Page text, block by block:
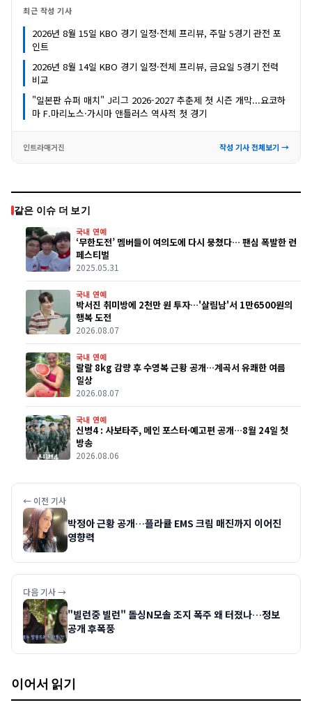
최근 작성 기사
2026년 8월 15일 KBO 경기 일정·전체 프리뷰, 주말 5경기 관전 포
인트
2026년 8월 14일 KBO 경기 일정·전체 프리뷰, 금요일 5경기 전력
비교
"일본판 슈퍼 매치" J리그 2026-2027 추춘제 첫 시즌 개막...요코하
마 F.마리노스·가시마 앤틀러스 역사적 첫 경기
인트라매거진 작성 기사 전체보기 →
같은 이슈 더 보기
국내 연예
‘무한도전’ 멤버들이 여의도에 다시 뭉쳤다… 팬심 폭발한 런
페스티벌
2025.05.31
국내 연예
박서진 취미방에 2천만 원 투자…'살림남'서 1만6500원의
행복 도전
2026.08.07
국내 연예
랄랄 8kg 감량 후 수영복 근황 공개…계곡서 유쾌한 여름
일상
2026.08.07
국내 연예
신병4 : 사보타주, 메인 포스터·예고편 공개…8월 24일 첫
방송
2026.08.06
← 이전 기사
박정아 근황 공개…플라큘 EMS 크림 매진까지 이어진
영향력
다음 기사 →
"빌런중 빌런" 돌싱N모솔 조지 폭주 왜 터졌나…정보
공개 후폭풍
이어서 읽기